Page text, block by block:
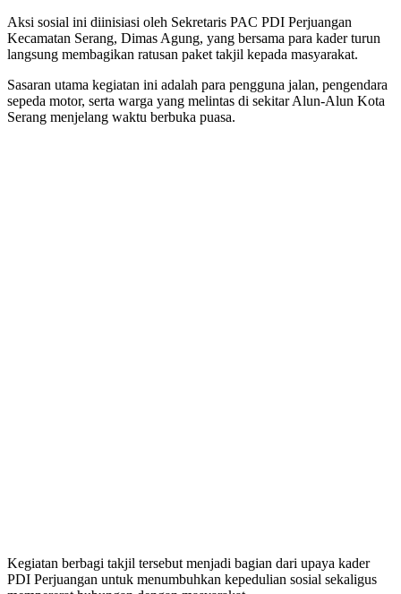
Aksi sosial ini diinisiasi oleh Sekretaris PAC PDI Perjuangan
Kecamatan Serang, Dimas Agung, yang bersama para kader turun
langsung membagikan ratusan paket takjil kepada masyarakat.
Sasaran utama kegiatan ini adalah para pengguna jalan, pengendara
sepeda motor, serta warga yang melintas di sekitar Alun-Alun Kota
Serang menjelang waktu berbuka puasa.
Kegiatan berbagi takjil tersebut menjadi bagian dari upaya kader
PDI Perjuangan untuk menumbuhkan kepedulian sosial sekaligus